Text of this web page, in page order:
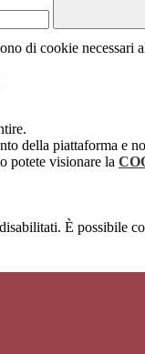
di cookie
della piattaforma e
potete visionare la
È possibile